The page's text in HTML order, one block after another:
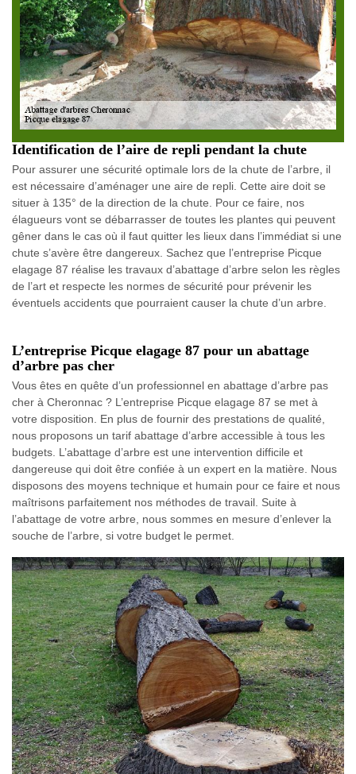
Identification de l’aire de repli pendant la chute
Pour assurer une sécurité optimale lors de la chute de l’arbre, il
est nécessaire d’aménager une aire de repli. Cette aire doit se
situer à 135° de la direction de la chute. Pour ce faire, nos
élagueurs vont se débarrasser de toutes les plantes qui peuvent
gêner dans le cas où il faut quitter les lieux dans l’immédiat si une
chute s’avère être dangereux. Sachez que l’entreprise Picque
elagage 87 réalise les travaux d’abattage d’arbre selon les règles
de l’art et respecte les normes de sécurité pour prévenir les
éventuels accidents que pourraient causer la chute d’un arbre.
L’entreprise Picque elagage 87 pour un abattage
d’arbre pas cher
Vous êtes en quête d’un professionnel en abattage d’arbre pas
cher à Cheronnac ? L’entreprise Picque elagage 87 se met à
votre disposition. En plus de fournir des prestations de qualité,
nous proposons un tarif abattage d’arbre accessible à tous les
budgets. L’abattage d’arbre est une intervention difficile et
dangereuse qui doit être confiée à un expert en la matière. Nous
disposons des moyens technique et humain pour ce faire et nous
maîtrisons parfaitement nos méthodes de travail. Suite à
l’abattage de votre arbre, nous sommes en mesure d’enlever la
souche de l’arbre, si votre budget le permet.